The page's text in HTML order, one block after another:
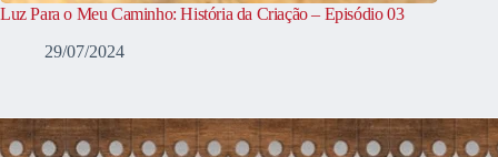
Luz Para o Meu Caminho: História da Criação – Episódio 03
29/07/2024